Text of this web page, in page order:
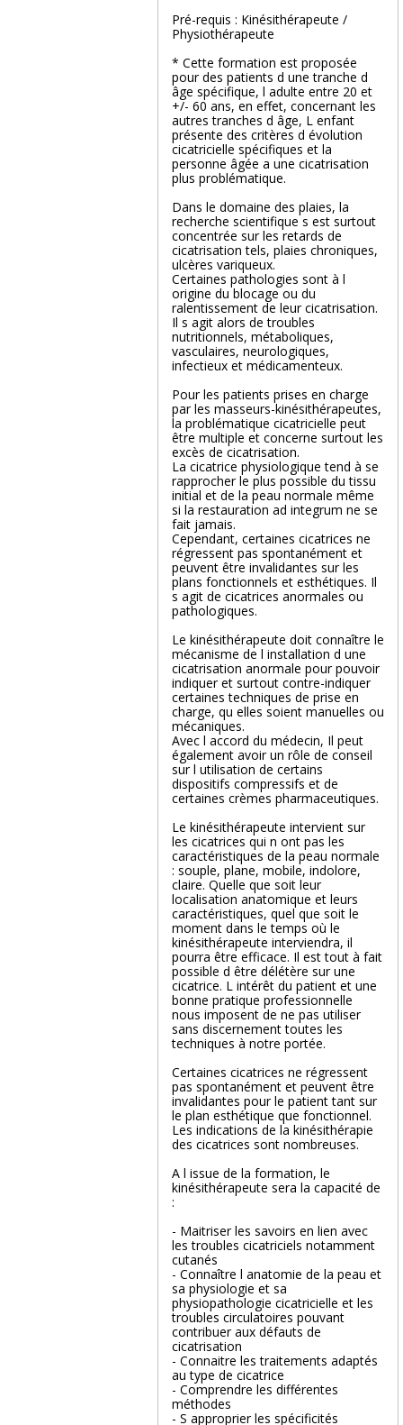
Pré-requis : Kinésithérapeute /
Physiothérapeute
* Cette formation est proposée
pour des patients d une tranche d
âge spécifique, l adulte entre 20 et
+/- 60 ans, en effet, concernant les
autres tranches d âge, L enfant
présente des critères d évolution
cicatricielle spécifiques et la
personne âgée a une cicatrisation
plus problématique.
Dans le domaine des plaies, la
recherche scientifique s est surtout
concentrée sur les retards de
cicatrisation tels, plaies chroniques,
ulcères variqueux.
Certaines pathologies sont à l
origine du blocage ou du
ralentissement de leur cicatrisation.
Il s agit alors de troubles
nutritionnels, métaboliques,
vasculaires, neurologiques,
infectieux et médicamenteux.
Pour les patients prises en charge
par les masseurs-kinésithérapeutes,
la problématique cicatricielle peut
être multiple et concerne surtout les
excès de cicatrisation.
La cicatrice physiologique tend à se
rapprocher le plus possible du tissu
initial et de la peau normale même
si la restauration ad integrum ne se
fait jamais.
Cependant, certaines cicatrices ne
régressent pas spontanément et
peuvent être invalidantes sur les
plans fonctionnels et esthétiques. Il
s agit de cicatrices anormales ou
pathologiques.
Le kinésithérapeute doit connaître le
mécanisme de l installation d une
cicatrisation anormale pour pouvoir
indiquer et surtout contre-indiquer
certaines techniques de prise en
charge, qu elles soient manuelles ou
mécaniques.
Avec l accord du médecin, Il peut
également avoir un rôle de conseil
sur l utilisation de certains
dispositifs compressifs et de
certaines crèmes pharmaceutiques.
Le kinésithérapeute intervient sur
les cicatrices qui n ont pas les
caractéristiques de la peau normale
: souple, plane, mobile, indolore,
claire. Quelle que soit leur
localisation anatomique et leurs
caractéristiques, quel que soit le
moment dans le temps où le
kinésithérapeute interviendra, il
pourra être efficace. Il est tout à fait
possible d être délétère sur une
cicatrice. L intérêt du patient et une
bonne pratique professionnelle
nous imposent de ne pas utiliser
sans discernement toutes les
techniques à notre portée.
Certaines cicatrices ne régressent
pas spontanément et peuvent être
invalidantes pour le patient tant sur
le plan esthétique que fonctionnel.
Les indications de la kinésithérapie
des cicatrices sont nombreuses.
A l issue de la formation, le
kinésithérapeute sera la capacité de
:
- Maitriser les savoirs en lien avec
les troubles cicatriciels notamment
cutanés
- Connaître l anatomie de la peau et
sa physiologie et sa
physiopathologie cicatricielle et les
troubles circulatoires pouvant
contribuer aux défauts de
cicatrisation
- Connaitre les traitements adaptés
au type de cicatrice
- Comprendre les différentes
méthodes
- S approprier les spécificités